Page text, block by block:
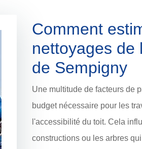
Comment
nettoyages de
de Sempigny
Une multitude de facteurs de
budget nécessaire pour les
l'accessibilité du toit. Cela
constructions ou les arbres